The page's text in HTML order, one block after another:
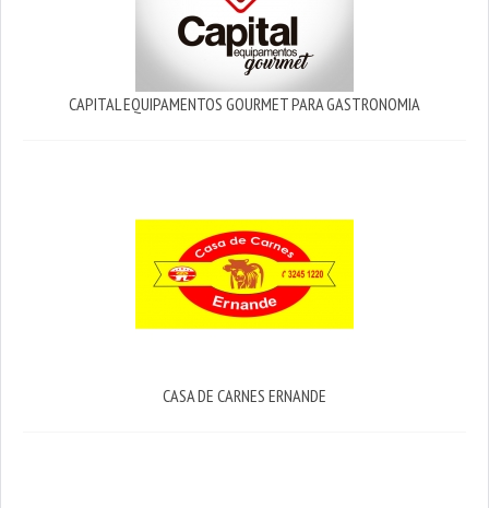
CAPITAL EQUIPAMENTOS GOURMET PARA GASTRONOMIA
CASA DE CARNES ERNANDE